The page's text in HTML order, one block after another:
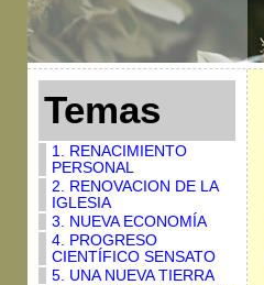
Temas
1. RENACIMIENTO
PERSONAL
2. RENOVACION DE LA
IGLESIA
3. NUEVA ECONOMÍA
4. PROGRESO
CIENTÍFICO SENSATO
5. UNA NUEVA TIERRA